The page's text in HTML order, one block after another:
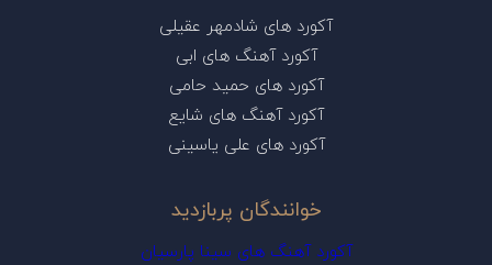
آکورد های شادمهر عقیلی
آکورد آهنگ های ابی
آکورد های حمید حامی
آکورد آهنگ های شایع
آکورد های علی یاسینی
خوانندگان پربازدید
آکورد آهنگ های سینا پارسیان